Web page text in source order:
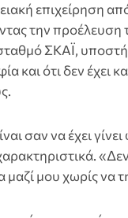
επιχείρηση
την
ΣΚΑΪ,
και ότι δεν έχει
σαν να έχει
μαζί μου χωρίς να